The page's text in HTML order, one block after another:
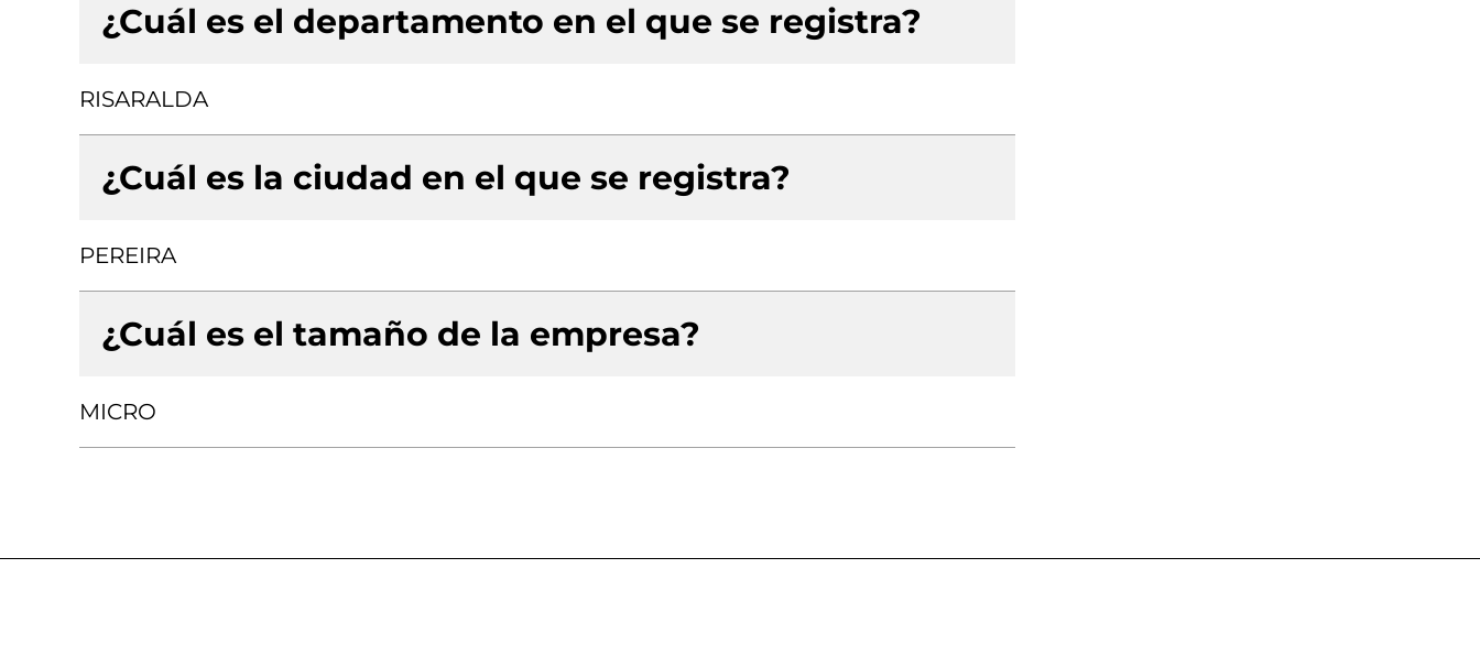
¿Cuál es el departamento en el que se registra?
RISARALDA
¿Cuál es la ciudad en el que se registra?
PEREIRA
¿Cuál es el tamaño de la empresa?
MICRO